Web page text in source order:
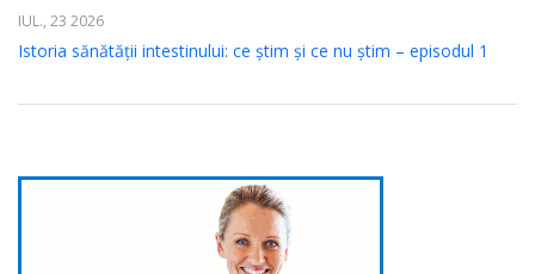
IUL., 23 2026
Istoria sănătății intestinului: ce știm și ce nu știm – episodul 1